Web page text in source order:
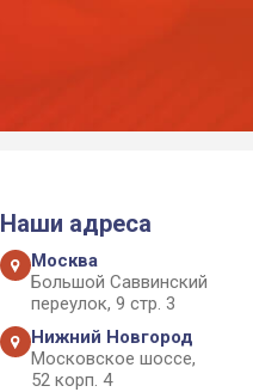
Наши адреса
Москва
Большой Саввинский
переулок, 9 стр. 3
Нижний Новгород
Московское шоссе,
52 корп. 4